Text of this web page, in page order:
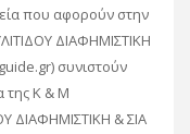
που αφορούν στην
ΔΙΑΦΗΜΙΣΤΙΚΗ
συνιστούν
της K & M
ΔΙΑΦΗΜΙΣΤΙΚΗ & ΣΙΑ